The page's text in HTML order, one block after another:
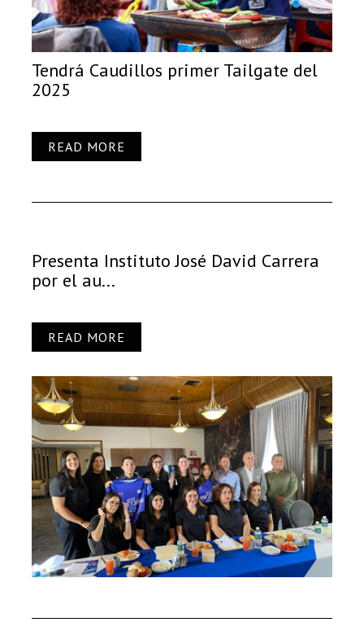
Tendrá Caudillos primer Tailgate del
2025
READ MORE
Presenta Instituto José David Carrera
por el au...
READ MORE